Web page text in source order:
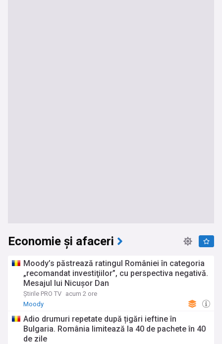
Economie și afaceri
Moody’s păstrează ratingul României în categoria
„recomandat investiţiilor”, cu perspectiva negativă.
Mesajul lui Nicușor Dan
Știrile PRO TV acum 2 ore
Moody
Adio drumuri repetate după țigări ieftine în
Bulgaria. România limitează la 40 de pachete în 40
de zile